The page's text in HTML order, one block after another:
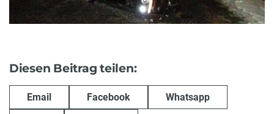
Diesen Beitrag teilen:
Email Facebook Whatsapp